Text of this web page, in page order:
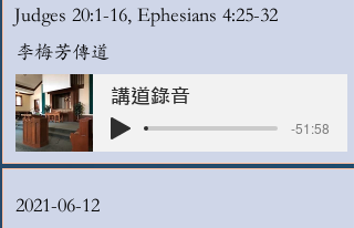
Judges 20:1-16, Ephesians 4:25-32
李梅芳傳道
講道錄音
-51:58
2021-06-12